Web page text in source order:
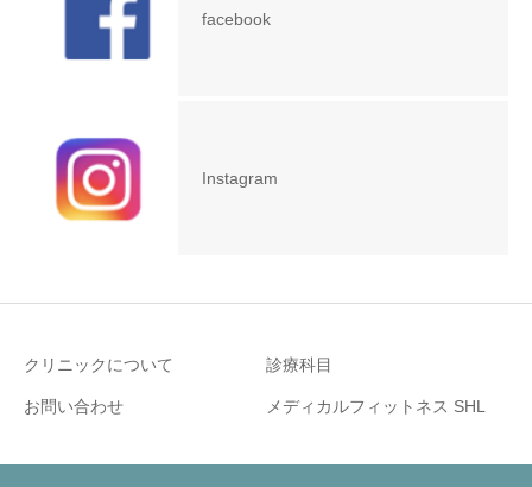
facebook
Instagram
クリニックについて 診療科目
お問い合わせ メディカルフィットネス SHL